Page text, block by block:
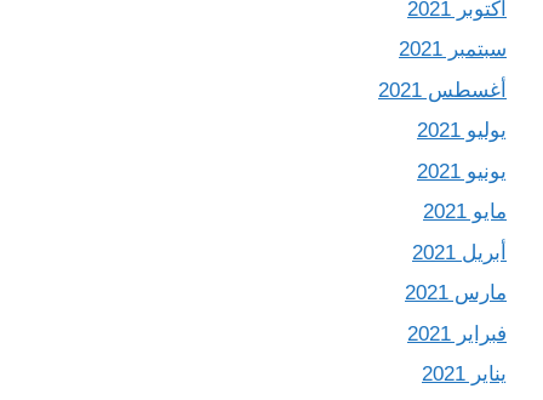
أكتوبر 2021
سبتمبر 2021
أغسطس 2021
يوليو 2021
يونيو 2021
مايو 2021
أبريل 2021
مارس 2021
فبراير 2021
يناير 2021